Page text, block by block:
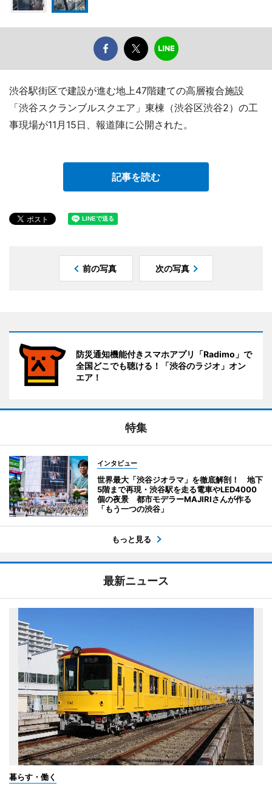
渋谷駅街区で建設が進む地上47階建ての高層複合施設
「渋谷スクランブルスクエア」東棟（渋谷区渋谷2）の工
事現場が11月15日、報道陣に公開された。
記事を読む
前の写真 次の写真
防災通知機能付きスマホアプリ「Radimo」で
全国どこでも聴ける！「渋谷のラジオ」オン
エア！
特集
インタビュー
世界最大「渋谷ジオラマ」を徹底解剖！ 地下
5階まで再現・渋谷駅を走る電車やLED4000
個の夜景 都市モデラーMAJIRIさんが作る
「もう一つの渋谷」
もっと見る
最新ニュース
暮らす・働く